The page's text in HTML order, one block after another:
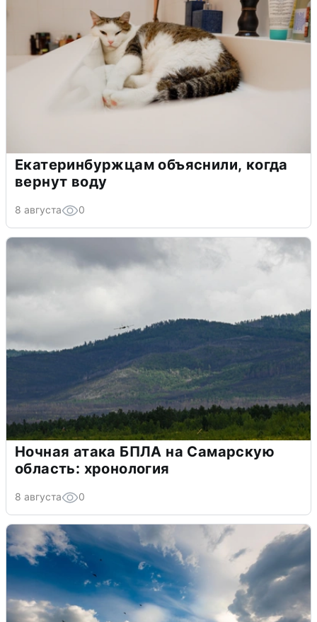
Екатеринбуржцам объяснили, когда
вернут воду
8 августа 0
Ночная атака БПЛА на Самарскую
область: хронология
8 августа 0